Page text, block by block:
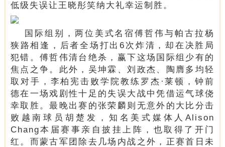
低级失误让王晓彤笑纳大礼幸运制胜。
国际组别，两位美式名宿傅哲伟与帕古拉杨
狭路相逢，后者全场打出6次炸清，却在决胜局
犯错。傅哲伟清台绝杀，赢下这场国际组少有的
焦点之争。此外，吴坤霖、刘政杰、陶膺多均轻
取对手，李柏宪击败学院教练罗杰·莱顿，钟前
德在一场戏剧性十足的失误大战中凭借运气球侥
幸取胜。最晚出赛的张荣麟则无意外的大比分击
败越南球员胡楚发，知名美式媒体人Alison
Chang本届赛事亲自披挂上阵，也取得了开门
红。而蒙古军团除去几场内战之外，正赛首日未